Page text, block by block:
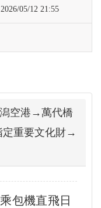
2026/05/12 21:55
空港→萬代橋
定重要文化財→
包機直飛日